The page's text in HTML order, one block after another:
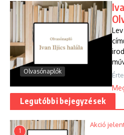
Olvasónaplók
Legutóbbi bejegyzések
1
Akció